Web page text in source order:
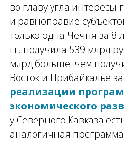
во главу угла интересы
и равноправие
только одна Чечня за 8
гг. получила 539 млрд
млрд больше, чем
Восток и Прибайкалье за
реализации
экономического
у Северного Кавказа
аналогичная